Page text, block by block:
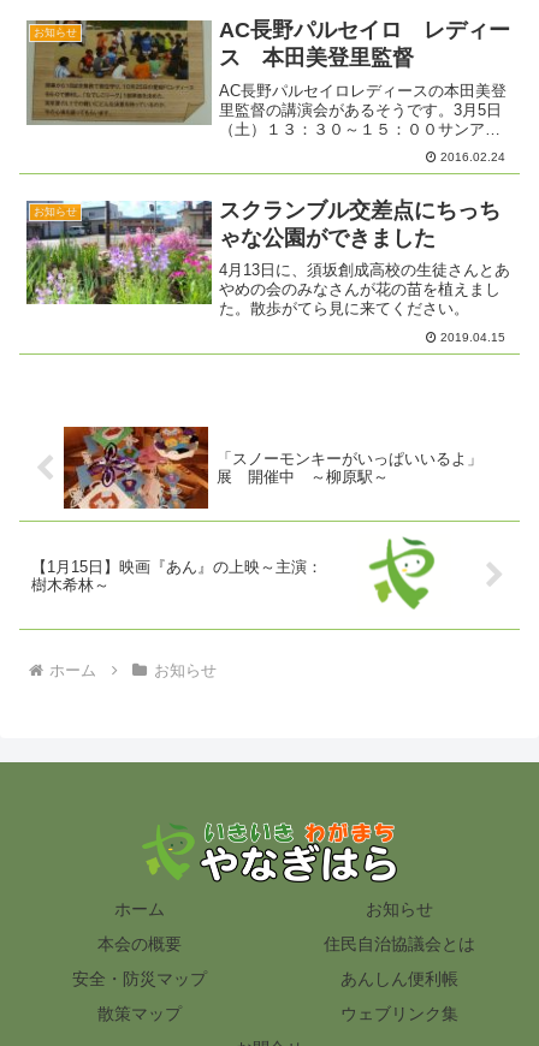
を延ばしましょう」健康寿命...
お知らせ
AC長野パルセイロ レディー
ス 本田美登里監督
AC長野パルセイロレディースの本田美登
里監督の講演会があるそうです。3月5日
（土）１３：３０～１５：００サンアッ
プルです。2月29日までに申し込みして下
さい。平日10時～13時まで ☎026-217-
2016.02.24
お知らせ
スクランブル交差点にちっち
ゃな公園ができました
4月13日に、須坂創成高校の生徒さんとあ
やめの会のみなさんが花の苗を植えまし
た。散歩がてら見に来てください。
2019.04.15
「スノーモンキーがいっぱいいるよ」
展 開催中 ～柳原駅～
【1月15日】映画『あん』の上映～主演：
樹木希林～
ホーム お知らせ
ホーム
お知らせ
本会の概要
住民自治協議会とは
安全・防災マップ
あんしん便利帳
散策マップ
ウェブリンク集